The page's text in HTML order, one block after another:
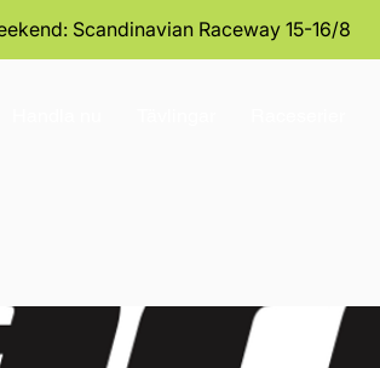
Scandinavian Raceway 15-16/8